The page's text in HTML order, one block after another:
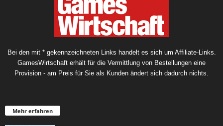
Bei den mit * gekennzeichneten Links handelt es sich um Affiliate-Links.
GamesWirtschaft erhält für die Vermittlung von Bestellungen eine
Provision - am Preis für Sie als Kunden ändert sich dadurch nichts.
Mehr erfahren